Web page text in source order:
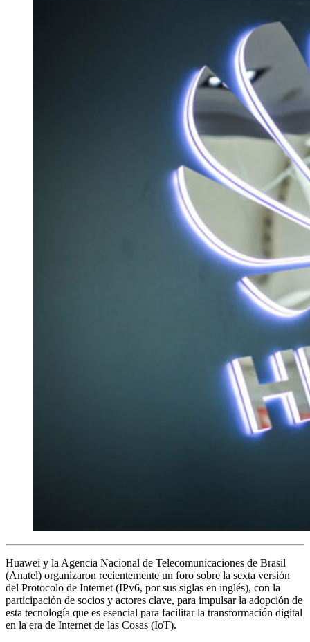
Huawei y la Agencia Nacional de Telecomunicaciones de Brasil
(Anatel) organizaron recientemente un foro sobre la sexta versión
del Protocolo de Internet (IPv6, por sus siglas en inglés), con la
participación de socios y actores clave, para impulsar la adopción de
esta tecnología que es esencial para facilitar la transformación digital
en la era de Internet de las Cosas (IoT).